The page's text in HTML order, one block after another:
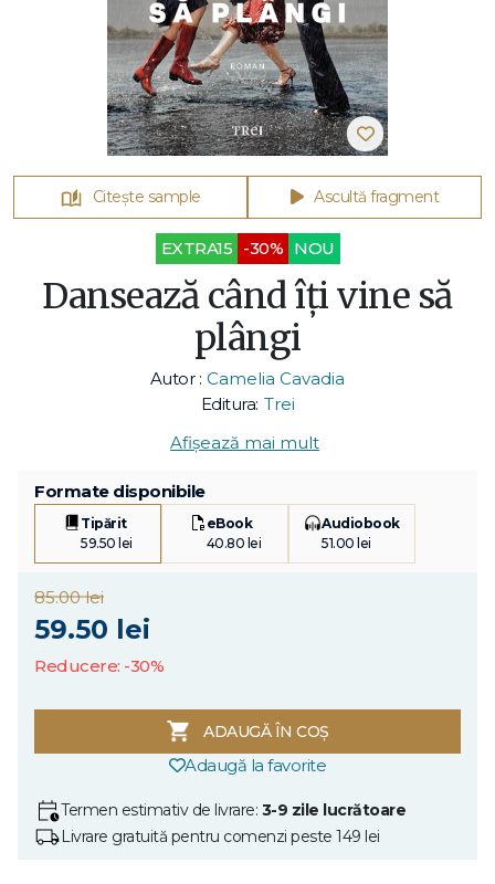
Citește sample Ascultă fragment
EXTRA15 -30% NOU
Dansează când îți vine să
plângi
Autor : Camelia Cavadia
Editura: Trei
Afișează mai mult
Formate disponibile
Tipărit
59.50 lei
eBook
40.80 lei
Audiobook
51.00 lei
85.00 lei
59.50 lei
Reducere: -30%
ADAUGĂ ÎN COȘ
Adaugă la favorite
Termen estimativ de livrare: 3-9 zile lucrătoare
Livrare gratuită pentru comenzi peste 149 lei